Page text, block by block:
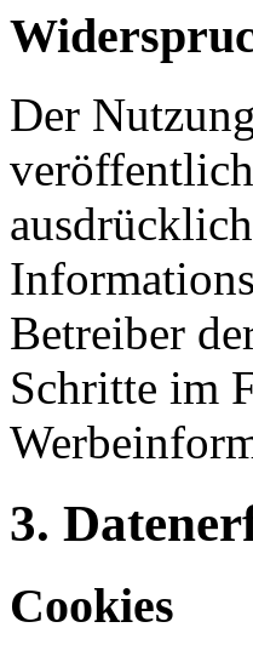
Der
Betreiber
Schritte im
3.
Cookies